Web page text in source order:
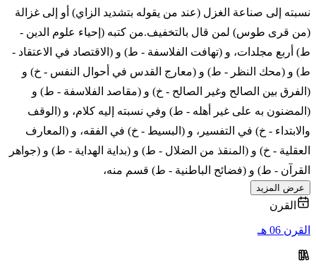
نسبته إلى صناعة الغزل (عند من يقوله بتشديد الزاي) أو إلى غزالة
(من قرى طوس) لمن قال بالتخفيف.من كتبه (إحياء علوم الدين -
ط) أربع مجلدات، و (تهافت الفلاسفة - ط) و (الاقتصاد في الاعتقاد -
ط) و (محك النظر - ط) و (معارج القدس في أحوال النفس - خ) و
(الفرق بين الصالح وغير الصالح - خ) و (مقاصد الفلاسفة - ط) و
(المضنون به على غير أهله - ط) وفي نسبته إليه كلام، و (الوقف
والابتداء - خ) في التفسير، و (البسيط - خ) في الفقه، و (المعارف
العقلية - خ) و (المنقذ من الضلال - ط) و (بداية الهداية - ط) و (جواهر
القرآن - ط) و (فضائح الباطنية - ط) قسم منه،
عرض المزيد
القرن
القرن 06 هـ